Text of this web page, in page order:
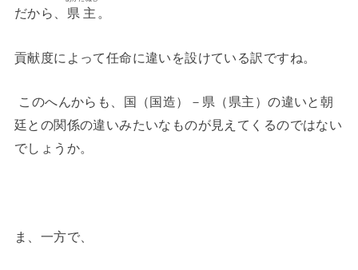
だから、 県主。
貢献度によって任命に違いを設けている訳ですね。
このへんからも、国（国造）－県（県主）の違いと朝
廷との関係の違いみたいなものが見えてくるのではない
でしょうか。
ま、一方で、